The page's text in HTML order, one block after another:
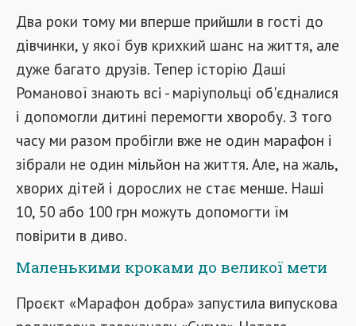
Два роки тому ми вперше прийшли в гості до
дівчинки, у якої був крихкий шанс на життя, але
дуже багато друзів. Тепер історію Даші
Романової знають всі - маріупольці об'єдналися
і допомогли дитині перемогти хворобу. З того
часу ми разом пробігли вже не один марафон і
зібрали не один мільйон на життя. Але, на жаль,
хворих дітей і дорослих не стає менше. Наші
10, 50 або 100 грн можуть допомогти їм
повірити в диво.
Маленькими кроками до великої мети
Проєкт «Марафон добра» запустила випускова